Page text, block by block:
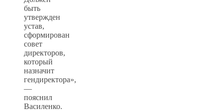
быть
утвержден
устав,
сформирован
совет
директоров,
который
назначит
гендиректора»,
—
пояснил
Василенко.